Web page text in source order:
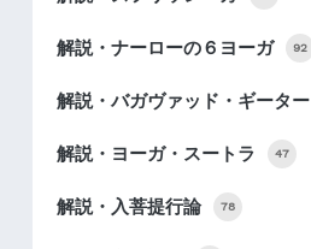
解説・ナーローの６ヨーガ 92
解説・バガヴァッド・ギーター
解説・ヨーガ・スートラ 47
解説・入菩提行論 78